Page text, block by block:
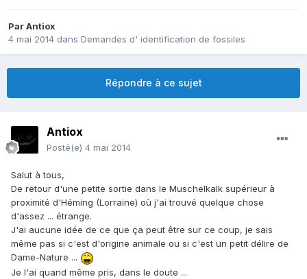
ParAntiox
4 mai 2014 dans Demandes d' identification de fossiles
Répondre à ce sujet
Antiox
Posté(e) 4 mai 2014
Salut à tous,
De retour d'une petite sortie dans le Muschelkalk supérieur à
proximité d'Héming (Lorraine) où j'ai trouvé quelque chose
d'assez ... étrange.
J'ai aucune idée de ce que ça peut être sur ce coup, je sais
même pas si c'est d'origine animale ou si c'est un petit délire de
Dame-Nature ...
Je l'ai quand même pris, dans le doute ...